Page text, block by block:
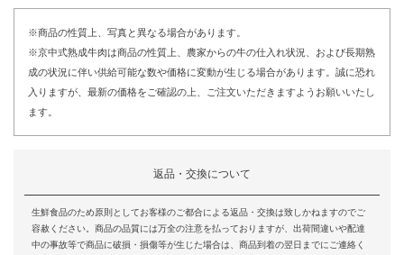
※商品の性質上、写真と異なる場合があります。
※京中式熟成牛肉は商品の性質上、農家からの牛の仕入れ状況、および長期熟
成の状況に伴い供給可能な数や価格に変動が生じる場合があります。誠に恐れ
入りますが、最新の価格をご確認の上、ご注文いただきますようお願いいたし
ます。
返品・交換について
生鮮食品のため原則としてお客様のご都合による返品・交換は致しかねますのでご
容赦ください。商品の品質には万全の注意を払っておりますが、出荷間違いや配達
中の事故等で商品に破損・損傷等が生じた場合は、商品到着の翌日までにご連絡く